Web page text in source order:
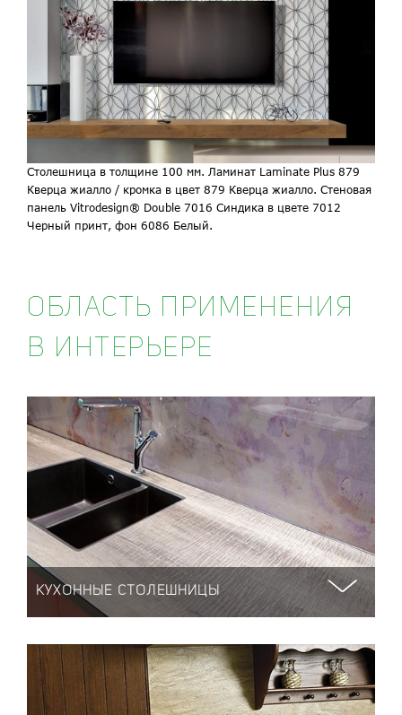
Столешница в толщине 100 мм. Ламинат Laminate Plus 879
Кверца жиалло / кромка в цвет 879 Кверца жиалло. Стеновая
панель Vitrodesign® Double 7016 Синдика в цвете 7012
Черный принт, фон 6086 Белый.
ОБЛАСТЬ ПРИМЕНЕНИЯ
В ИНТЕРЬЕРЕ
КУХОННЫЕ СТОЛЕШНИЦЫ